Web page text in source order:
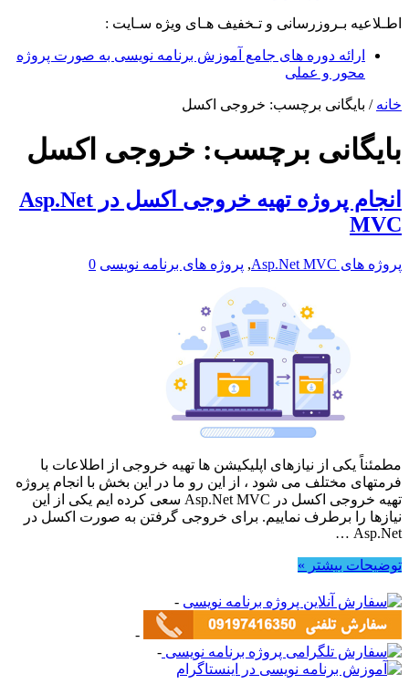
اطـلاعیه بـروزرسانی و تـخفیف هـای ویژه سـایت :
ارائه دوره های جامع آموزش برنامه نویسی به صورت پروژه
محور و عملی
خانه / بایگانی برچسب: خروجی اکسل
بایگانی برچسب: خروجی اکسل
انجام پروژه تهیه خروجی اکسل در Asp.Net
MVC
پروژه های Asp.Net MVC , پروژه های برنامه نویسی 0
مطمئناً یکی از نیازهای اپلیکیشن ها تهیه خروجی از اطلاعات با
فرمتهای مختلف می شود ، از این رو ما در این بخش با انجام پروژه
تهیه خروجی اکسل در Asp.Net MVC سعی کرده ایم یکی از این
نیازها را برطرف نماییم. برای خروجی گرفتن به صورت اکسل در
Asp.Net …
توضیحات بیشتر »
-
-
-